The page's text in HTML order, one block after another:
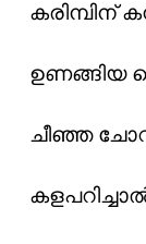
കരിമ്പിന്
ഉണങ്ങിയ
ചീഞ്ഞ